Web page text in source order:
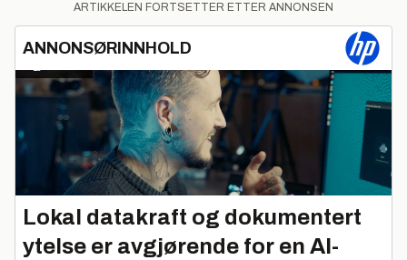
ARTIKKELEN FORTSETTER ETTER ANNONSEN
ANNONSØRINNHOLD
Lokal datakraft og dokumentert
ytelse er avgjørende for en AI-